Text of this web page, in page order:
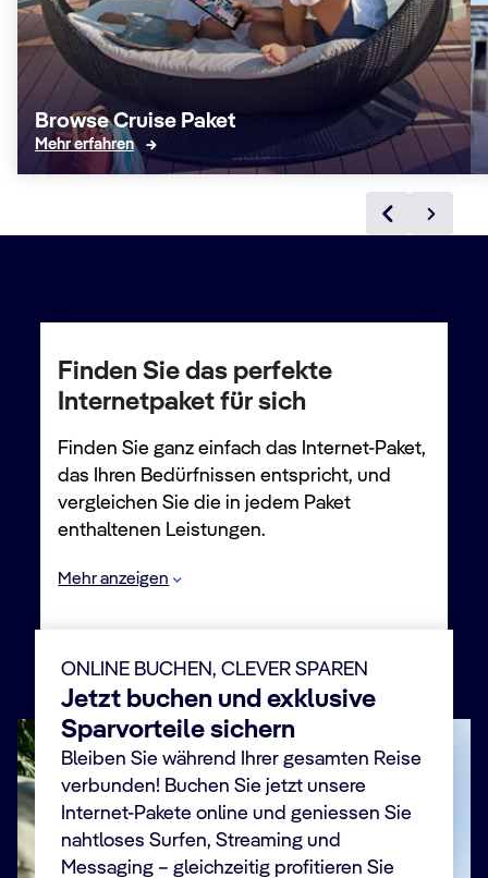
Browse Cruise Paket
Mehr erfahren
Finden Sie das perfekte
Internetpaket für sich
Finden Sie ganz einfach das Internet-Paket,
das Ihren Bedürfnissen entspricht, und
vergleichen Sie die in jedem Paket
enthaltenen Leistungen.
Mehr anzeigen
Unbegrenzte Daten
✔
✔
24 Stunden Zugang
✔
✔
Im Internet surfen
E-Mails und Bilder senden und
empfangen
Chatten in Messenger-Apps
(z.B. WhatsApp)
✔ ✔
Videoanrufe
Musik und Videos streamen
ONLINE BUCHEN, CLEVER SPAREN
Jetzt buchen und exklusive
Sparvorteile sichern
Bleiben Sie während Ihrer gesamten Reise
verbunden! Buchen Sie jetzt unsere
Internet-Pakete online und geniessen Sie
nahtloses Surfen, Streaming und
Messaging – gleichzeitig profitieren Sie